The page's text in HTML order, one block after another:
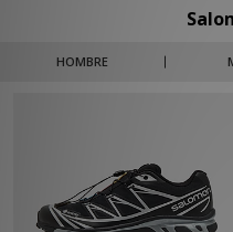
HOMBRE
La fiebre por las zapatillas de trail
lo más alto de la moda
de modelos